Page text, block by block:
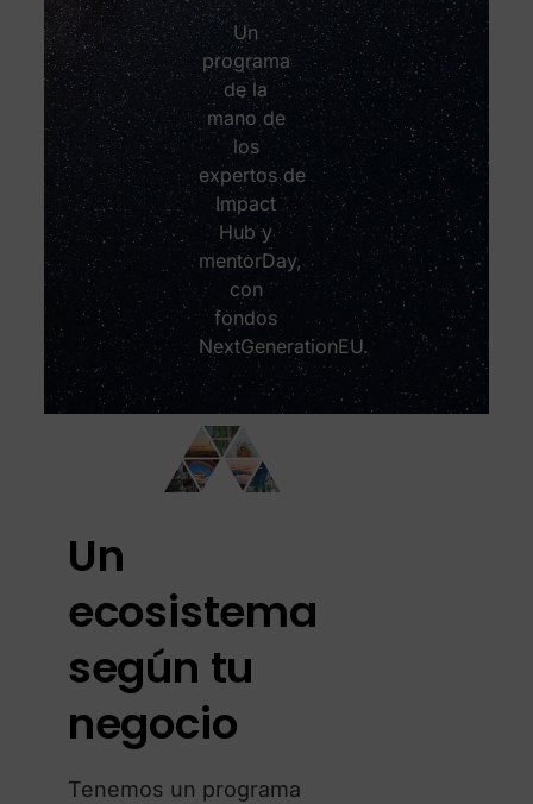
Un
programa
de la
mano de
los
expertos de
Impact
Hub y
mentorDay,
con
fondos
NextGenerationEU.
Un
ecosistema
según tu
negocio
Tenemos un programa